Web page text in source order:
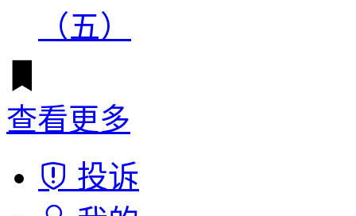
（五）
查看更多
投诉